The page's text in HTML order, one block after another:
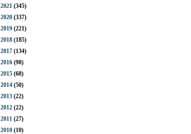
2021 (345)
2020 (337)
2019 (221)
2018 (185)
2017 (134)
2016 (98)
2015 (68)
2014 (50)
2013 (22)
2012 (22)
2011 (27)
2010 (10)